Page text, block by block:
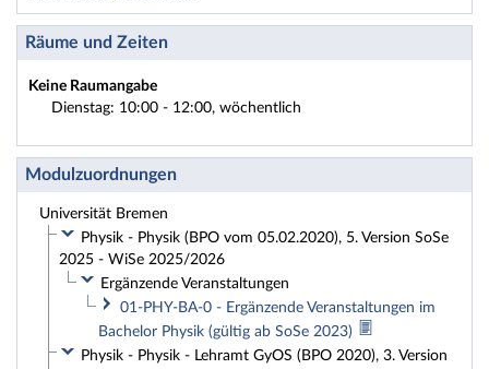
Räume und Zeiten
Keine Raumangabe
Dienstag: 10:00 - 12:00, wöchentlich
Modulzuordnungen
Universität Bremen
Physik - Physik (BPO vom 05.02.2020), 5. Version SoSe
2025 - WiSe 2025/2026
Ergänzende Veranstaltungen
01-PHY-BA-0 - Ergänzende Veranstaltungen im
Bachelor Physik (gültig ab SoSe 2023)
Physik - Physik - Lehramt GyOS (BPO 2020), 3. Version